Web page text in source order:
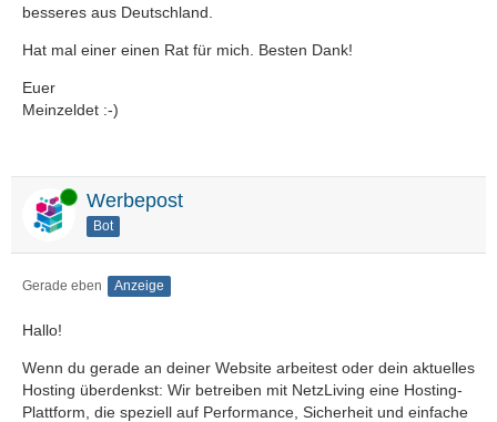
besseres aus Deutschland.
Hat mal einer einen Rat für mich. Besten Dank!
Euer
Meinzeldet :-)
Online Werbepost
Bot
Gerade eben Anzeige
Hallo!
Wenn du gerade an deiner Website arbeitest oder dein aktuelles
Hosting überdenkst: Wir betreiben mit NetzLiving eine Hosting-
Plattform, die speziell auf Performance, Sicherheit und einfache